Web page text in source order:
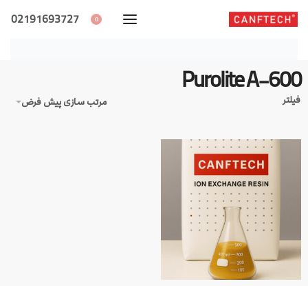
0
02191693727
Purolite A-600
مرتب سازی پیش فرض فیلتر